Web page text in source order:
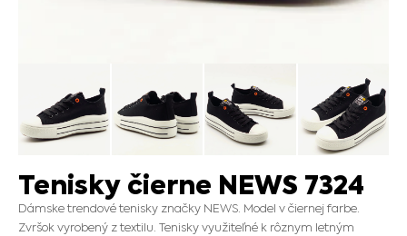
Tenisky čierne NEWS 7324
Dámske trendové tenisky značky NEWS. Model v čiernej farbe.
Zvršok vyrobený z textilu. Tenisky využiteľné k rôznym letným